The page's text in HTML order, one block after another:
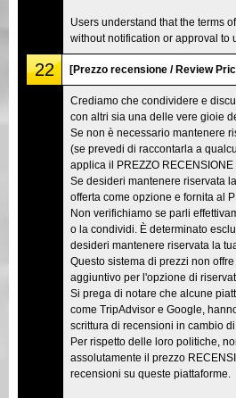
Users understand that the terms
without notification or approval to
22 [Prezzo recensione / Review
Crediamo che condividere e
con altri sia una delle vere gioie
Se non è necessario mantenere
(se prevedi di raccontarla a
applica il PREZZO RECENSIONE
Se desideri mantenere riservata
offerta come opzione e fornita al
Non verifichiamo se parli
o la condividi. È determinato
desideri mantenere riservata la
Questo sistema di prezzi non
aggiuntivo per l'opzione di
Si prega di notare che alcune
come TripAdvisor e Google,
scrittura di recensioni in cambio di
Per rispetto delle loro politiche,
assolutamente il prezzo
recensioni su queste piattaforme.